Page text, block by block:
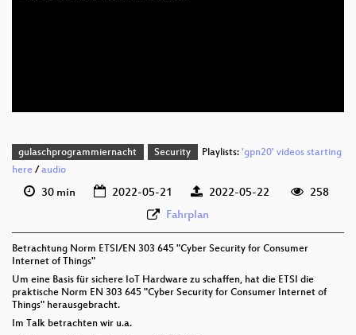
gulaschprogrammiernacht Security Playlists: 'gpn20' videos starting
here /audio
30 min 2022-05-21 2022-05-22
258
Fahrplan
Betrachtung Norm ETSI/EN 303 645 "Cyber Security for Consumer
Internet of Things"
Um eine Basis für sichere IoT Hardware zu schaffen, hat die ETSI die
praktische Norm EN 303 645 "Cyber Security for Consumer Internet of
Things" herausgebracht.
Im Talk betrachten wir u.a.